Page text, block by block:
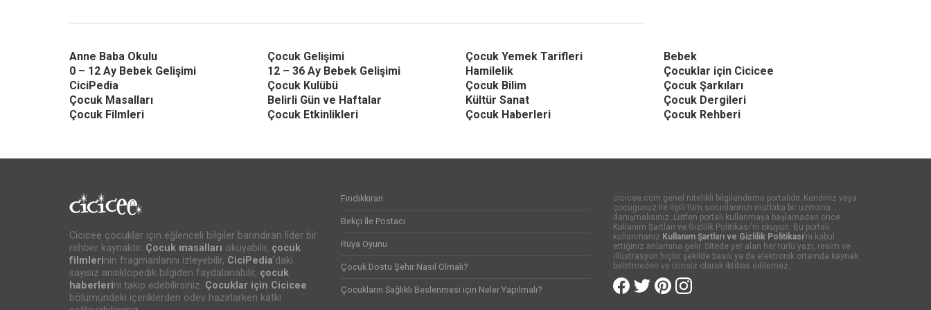
Anne Baba Okulu Çocuk Gelişimi Çocuk Yemek Tarifleri
Bebek
0 – 12 Ay Bebek Gelişimi
12 – 36 Ay Bebek Gelişimi Hamilelik
Çocuklar için Cicicee
CiciPedia
Çocuk Kulübü Çocuk Bilim
Çocuk Şarkıları
Çocuk Masalları
Belirli Gün ve Haftalar Kültür Sanat
Çocuk Dergileri
Çocuk Filmleri
Çocuk Etkinlikleri Çocuk Haberleri Çocuk Rehberi
Cicicee çocuklar için eğlenceli bilgiler barındıran lider bir
rehber kaynaktır. Çocuk masalları okuyabilir, çocuk
filmlerinin fragmanlarını izleyebilir, CiciPedia’daki
sayısız ansiklopedik bilgiden faydalanabilir, çocuk
haberlerini takip edebilirsiniz. Çocuklar için Cicicee
bölümündeki içeriklerden ödev hazırlarken katkı
Fındıkkıran
Bekçi İle Postacı
Rüya Oyunu
Çocuk Dostu Şehir Nasıl Olmalı?
Çocukların Sağlıklı Beslenmesi için Neler Yapılmalı?
cicicee.com genel nitelikli bilgilendirme portalıdır. Kendiniz veya
çocugunuz ile ilgili tüm sorunlarınızı mutlaka bir uzmana
danışmalısınız. Lütfen portalı kullanmaya başlamadan önce
Kullanım Şartları ve Gizlilik Politikası'nı okuyun. Bu portalı
kullanmanız Kullanım Şartları ve Gizlilik Politikası'nı kabul
ettiğiniz anlamına gelir. Sitede yer alan her türlü yazı, resim ve
illüstrasyon hiçbir şekilde basılı ya da elektronik ortamda kaynak
belirtmeden ve izinsiz olarak iktibas edilemez.